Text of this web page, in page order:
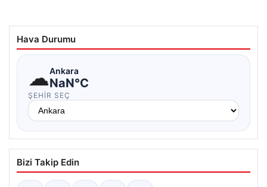
Hava Durumu
☁Ankara
NaN°C
ŞEHIR SEÇ
Bizi Takip Edin